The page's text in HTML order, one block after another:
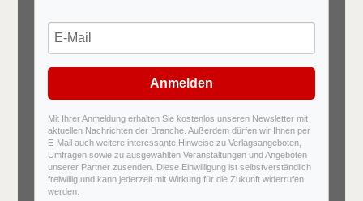
Anmelden
Mit Ihrer Anmeldung erhalten Sie kostenlos unseren Newsletter mit
aktuellen Nachrichten der Branche. Außerdem dürfen wir Ihnen per
E-Mail auch weitere interessante Hinweise zu Verlagsangeboten,
Umfragen sowie zu ausgewählten Veranstaltungen und Angeboten
unserer Partner zusenden. Diese Einwilligung ist selbstverständlich
freiwillig und kann jederzeit mit Wirkung für die Zukunft widerrufen
werden.